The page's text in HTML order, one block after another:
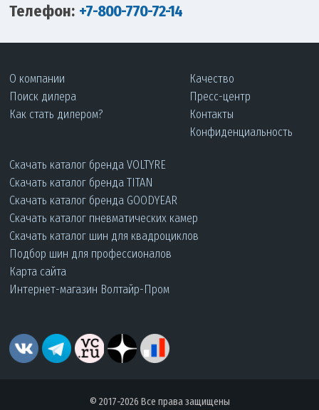
Телефон: +7-800-770-72-14
О компании
Поиск дилера
Как стать дилером?
Качество
Пресс-центр
Контакты
Конфиденциальность
Скачать каталог бренда VOLTYRE
Скачать каталог бренда TITAN
Скачать каталог бренда GOODYEAR
Скачать каталог пневматических камер
Скачать каталог шин для квадроциклов
Подбор шин для профессионалов
Карта сайта
Интернет-магазин Волтайр-Пром
© 2017-2026 Все права защищены